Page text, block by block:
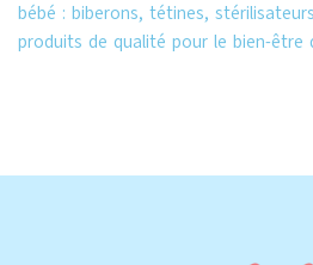
bébé : biberons, tétines,
produits de qualité pour le bien-